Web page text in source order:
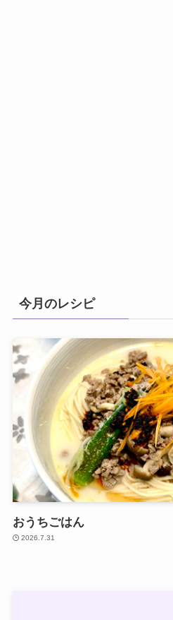
今月のレシピ
おうちごはん
2026.7.31